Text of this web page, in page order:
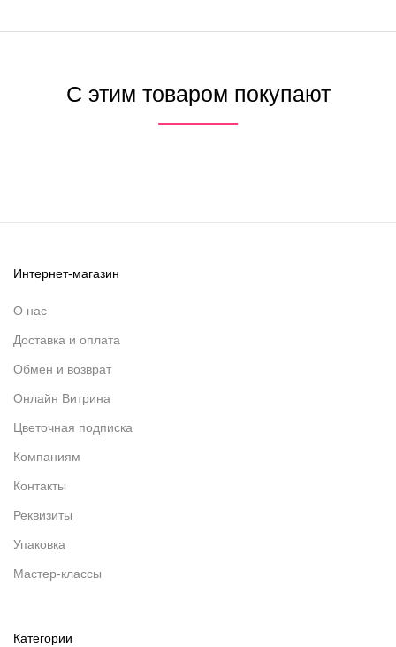
С этим товаром покупают
Интернет-магазин
О нас
Доставка и оплата
Обмен и возврат
Онлайн Витрина
Цветочная подписка
Компаниям
Контакты
Реквизиты
Упаковка
Мастер-классы
Категории